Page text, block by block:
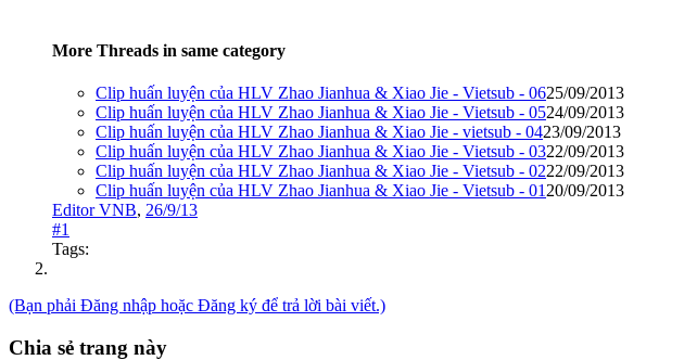
More Threads in same category
Clip huấn luyện của HLV Zhao Jianhua & Xiao Jie - Vietsub - 0625/09/2013
Clip huấn luyện của HLV Zhao Jianhua & Xiao Jie - Vietsub - 0524/09/2013
Clip huấn luyện của HLV Zhao Jianhua & Xiao Jie - vietsub - 0423/09/2013
Clip huấn luyện của HLV Zhao Jianhua & Xiao Jie - Vietsub - 0322/09/2013
Clip huấn luyện của HLV Zhao Jianhua & Xiao Jie - Vietsub - 0222/09/2013
Clip huấn luyện của HLV Zhao Jianhua & Xiao Jie - Vietsub - 01 20/09/2013
Editor VNB, 26/9/13
#1
Tags:
(Bạn phải Đăng nhập hoặc Đăng ký để trả lời bài viết.)
Chia sẻ trang này